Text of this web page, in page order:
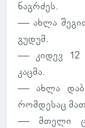
ნაგ­რძეს.
— ახლა
გუდუმ.
— კიდევ 12
კაცმა.
— ახლა
რომ­დე­საც
— მთელი